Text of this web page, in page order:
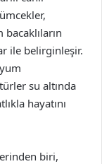
ile belirginleşir.
su altında
hayatını
biri,